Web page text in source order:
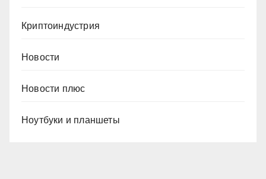
Криптоиндустрия
Новости
Новости плюс
Ноутбуки и планшеты